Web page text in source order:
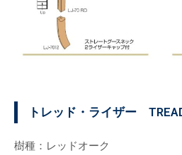
トレッド・ライザー
樹種：レッドオーク